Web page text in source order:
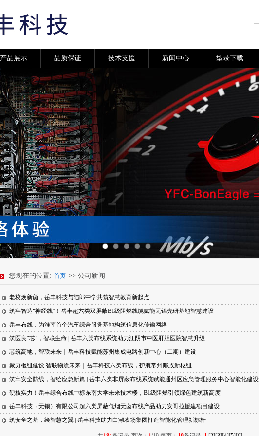
产品展示 品质保证 技术支援 新闻中心 型录下载
您现在的位置: 首页 >> 公司新闻
老校焕新颜，岳丰科技与陆郎中学共筑智慧教育新起点
筑牢智造“神经线”！岳丰超六类双屏蔽B1级阻燃线缆赋能无锡先研基地智慧建设
岳丰布线，为淮南首个汽车综合服务基地构筑信息化传输网络
筑医良“芯”，智联生命 | 岳丰六类布线系统助力江阴市中医肝胆医院智慧升级
芯筑高地，智联未来｜岳丰科技赋能苏州集成电路创新中心（二期）建设
聚力枢纽建设 智联物流未来｜岳丰科技六类布线，护航常州邮政新枢纽
筑牢安全防线，智绘应急新篇 | 岳丰六类非屏蔽布线系统赋能通州区应急管理服务中心智能化建设
硬核实力！岳丰综合布线中标东南大学未来技术楼，B1级阻燃引领绿色建筑新高度
岳丰科技（无锡）有限公司超六类屏蔽低烟无卤布线产品助力安哥拉援建项目建设
筑安全之基，绘智慧之翼 | 岳丰科技助力白湖农场集团打造智能化管理新标杆